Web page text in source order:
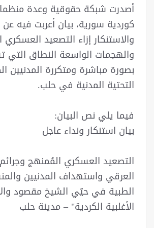
أصدرت شبكة حقوقية وعدة
كوردية سورية، بيان أعربت فيه
والاستنكار إزاء التصعيد
والهجمات الواسعة النطاق
بصورة مباشرة ومتكررة المدنيين
التحتية المدنية في حلب.
فيما يلي نص البيان:
بيان استنكار ونداء عاجل
التصعيد العسكري المُمنهج
العرقي واستهداف المدنيين
الطبية في حيّي الشيخ مقصود
الأغلبية الكردية" – مدينة حلب